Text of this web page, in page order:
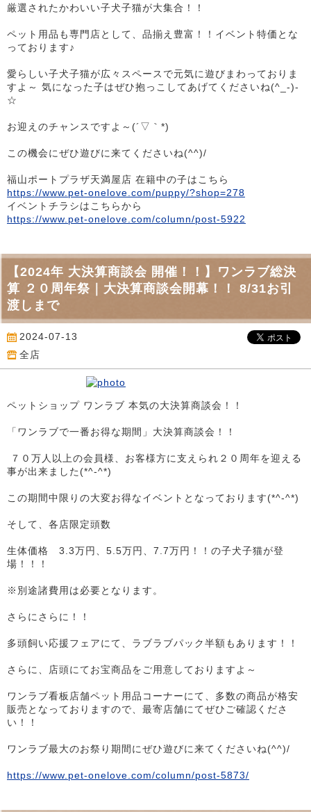
厳選されたかわいい子犬子猫が大集合！！
ペット用品も専門店として、品揃え豊富！！イベント特価とな
っております♪
愛らしい子犬子猫が広々スペースで元気に遊びまわっておりま
すよ～ 気になった子はぜひ抱っこしてあげてくださいね(^_-)-
☆
お迎えのチャンスですよ～(´▽｀*)
この機会にぜひ遊びに来てくださいね(^^)/
福山ポートプラザ天満屋店 在籍中の子はこちら
https://www.pet-onelove.com/puppy/?shop=278
イベントチラシはこちらから
https://www.pet-onelove.com/column/post-5922
【2024年 大決算商談会 開催！！】ワンラブ総決
算 ２０周年祭｜大決算商談会開幕！！ 8/31お引
渡しまで
2024-07-13
全店
ペットショップ ワンラブ 本気の大決算商談会！！
「ワンラブで一番お得な期間」大決算商談会！！
７０万人以上の会員様、お客様方に支えられ２０周年を迎える
事が出来ました(*^-^*)
この期間中限りの大変お得なイベントとなっております(*^-^*)
そして、各店限定頭数
生体価格 3.3万円、5.5万円、7.7万円！！の子犬子猫が登
場！！！
※別途諸費用は必要となります。
さらにさらに！！
多頭飼い応援フェアにて、ラブラブパック半額もあります！！
さらに、店頭にてお宝商品をご用意しておりますよ～
ワンラブ看板店舗ペット用品コーナーにて、多数の商品が格安
販売となっておりますので、最寄店舗にてぜひご確認くださ
い！！
ワンラブ最大のお祭り期間にぜひ遊びに来てくださいね(^^)/
https://www.pet-onelove.com/column/post-5873/